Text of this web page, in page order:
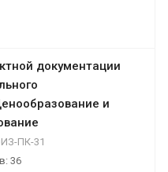
документации
и
ПК-31
36